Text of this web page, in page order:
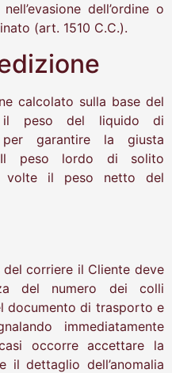
dell’ordine o
(art. 1510 C.C.).
calcolato sulla base del
peso del liquido di
per garantire la giusta
Il peso lordo di solito
volte il peso netto del
corriere il Cliente deve
del numero dei colli
documento di trasporto e
immediatamente
occorre accettare la
il dettaglio dell’anomalia